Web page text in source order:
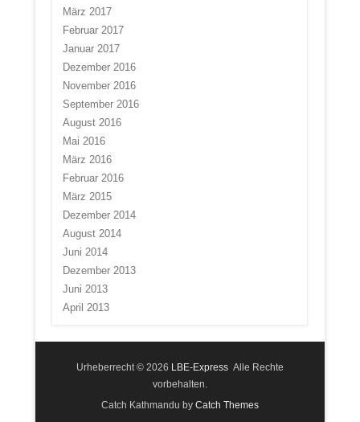
März 2017
Februar 2017
Januar 2017
Dezember 2016
November 2016
September 2016
August 2016
Mai 2016
März 2016
Februar 2016
März 2015
Dezember 2014
August 2014
Juni 2014
Dezember 2013
Juni 2013
April 2013
Urheberrecht © 2026 LBE-Express Alle Rechte
vorbehalten.
Catch Kathmandu by Catch Themes